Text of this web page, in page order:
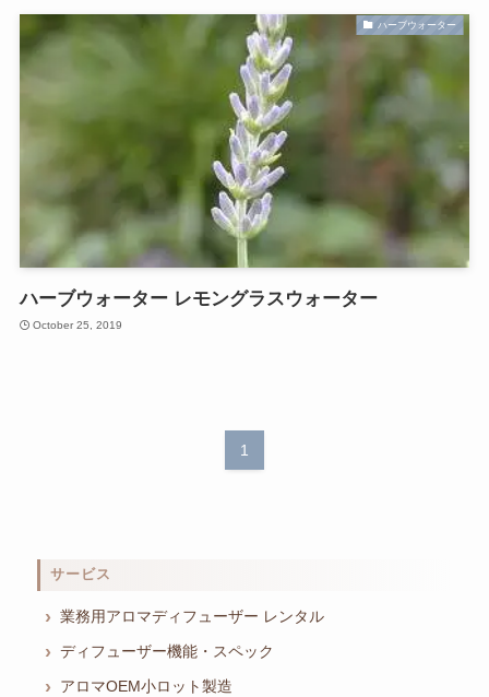
ハーブウォーター
ハーブウォーター レモングラスウォーター
October 25, 2019
1
サービス
業務用アロマディフューザー レンタル
ディフューザー機能・スペック
アロマOEM小ロット製造